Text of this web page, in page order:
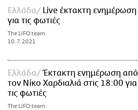
Ελλάδα
Live έκτακτη ενημέρωση
για τις φωτιές
The LiFO team
10.7.2021
Ελλάδα
Έκτακτη ενημέρωση από
τον Νίκο Χαρδιαλιά στις 18:00 για
τις φωτιές
The LiFO team